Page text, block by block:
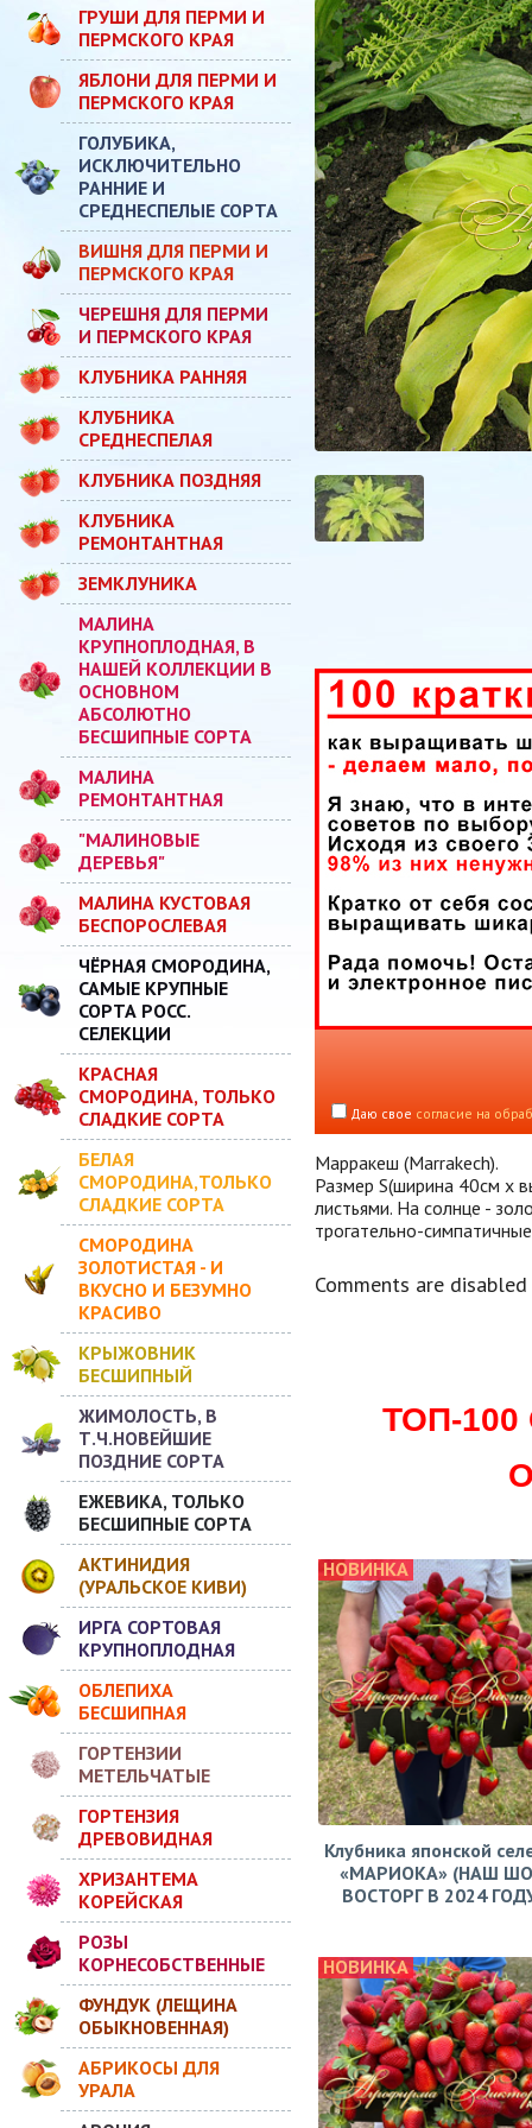
ГРУШИ ДЛЯ ПЕРМИ И
ПЕРМСКОГО КРАЯ
ЯБЛОНИ ДЛЯ ПЕРМИ И
ПЕРМСКОГО КРАЯ
ГОЛУБИКА,
ИСКЛЮЧИТЕЛЬНО
РАННИЕ И
СРЕДНЕСПЕЛЫЕ СОРТА
ВИШНЯ ДЛЯ ПЕРМИ И
ПЕРМСКОГО КРАЯ
ЧЕРЕШНЯ ДЛЯ ПЕРМИ
И ПЕРМСКОГО КРАЯ
КЛУБНИКА РАННЯЯ
КЛУБНИКА
СРЕДНЕСПЕЛАЯ
КЛУБНИКА ПОЗДНЯЯ
КЛУБНИКА
РЕМОНТАНТНАЯ
ЗЕМКЛУНИКА
МАЛИНА
КРУПНОПЛОДНАЯ, В
НАШЕЙ КОЛЛЕКЦИИ В
ОСНОВНОМ
АБСОЛЮТНО
БЕСШИПНЫЕ СОРТА
МАЛИНА
РЕМОНТАНТНАЯ
"МАЛИНОВЫЕ
ДЕРЕВЬЯ"
МАЛИНА КУСТОВАЯ
БЕСПОРОСЛЕВАЯ
ЧЁРНАЯ СМОРОДИНА,
САМЫЕ КРУПНЫЕ
СОРТА РОСС.
СЕЛЕКЦИИ
КРАСНАЯ
СМОРОДИНА, ТОЛЬКО
СЛАДКИЕ СОРТА
БЕЛАЯ
СМОРОДИНА,ТОЛЬКО
СЛАДКИЕ СОРТА
СМОРОДИНА
ЗОЛОТИСТАЯ - И
ВКУСНО И БЕЗУМНО
КРАСИВО
КРЫЖОВНИК
БЕСШИПНЫЙ
ЖИМОЛОСТЬ, В
Т.Ч.НОВЕЙШИЕ
ПОЗДНИЕ СОРТА
ЕЖЕВИКА, ТОЛЬКО
БЕСШИПНЫЕ СОРТА
АКТИНИДИЯ
(УРАЛЬСКОЕ КИВИ)
ИРГА СОРТОВАЯ
КРУПНОПЛОДНАЯ
ОБЛЕПИХА
БЕСШИПНАЯ
ГОРТЕНЗИИ
МЕТЕЛЬЧАТЫЕ
ГОРТЕНЗИЯ
ДРЕВОВИДНАЯ
ХРИЗАНТЕМА
КОРЕЙСКАЯ
РОЗЫ
КОРНЕСОБСТВЕННЫЕ
ФУНДУК (ЛЕЩИНА
ОБЫКНОВЕННАЯ)
АБРИКОСЫ ДЛЯ
УРАЛА
Даю свое согласие на
Марракеш (Marrakech).
Размер S(ширина 40см х
листьями. На солнце -
трогательно-
Comments are disabled
ТОП-
НОВИНКА
Клубника японской
«МАРИОКА» (НАШ
ВОСТОРГ В 2024
НОВИНКА